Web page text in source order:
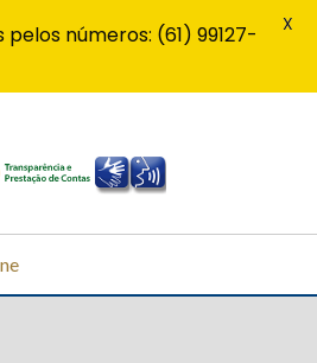
números: (61) 99127-
X